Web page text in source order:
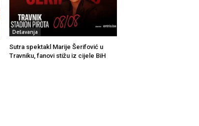
Dešavanja
Sutra spektakl Marije Šerifović u
Travniku, fanovi stižu iz cijele BiH